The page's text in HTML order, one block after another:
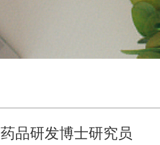
药品研发博士研究员